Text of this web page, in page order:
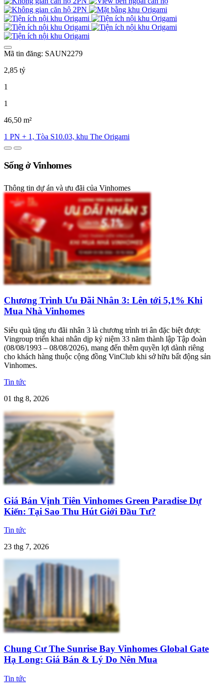
Mã tin đăng: SAUN2279
2,85 tỷ
1
1
46,50 m²
1 PN + 1, Tòa S10.03, khu The Origami
Sống ở Vinhomes
Thông tin dự án và ưu đãi của Vinhomes
Chương Trình Ưu Đãi Nhân 3: Lên tới 5,1% Khi
Mua Nhà Vinhomes
Siêu quà tặng ưu đãi nhân 3 là chương trình tri ân đặc biệt được
Vingroup triển khai nhân dịp kỷ niệm 33 năm thành lập Tập đoàn
(08/08/1993 – 08/08/2026), mang đến thêm quyền lợi dành riêng
cho khách hàng thuộc cộng đồng VinClub khi sở hữu bất động sản
Vinhomes.
Tin tức
01 thg 8, 2026
Giá Bán Vịnh Tiên Vinhomes Green Paradise Dự
Kiến: Tại Sao Thu Hút Giới Đầu Tư?
Tin tức
23 thg 7, 2026
Chung Cư The Sunrise Bay Vinhomes Global Gate
Hạ Long: Giá Bán & Lý Do Nên Mua
Tin tức